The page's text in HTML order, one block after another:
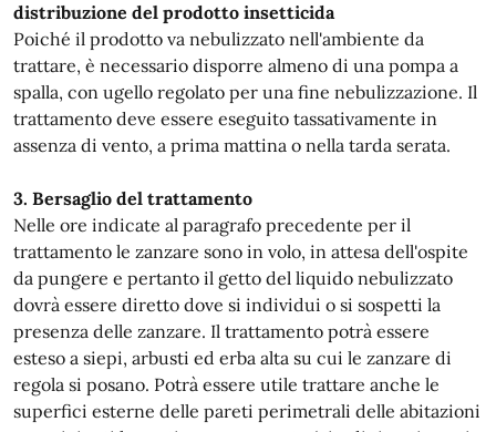
distribuzione del prodotto insetticida
Poiché il prodotto va nebulizzato nell'ambiente da
trattare, è necessario disporre almeno di una pompa a
spalla, con ugello regolato per una fine nebulizzazione. Il
trattamento deve essere eseguito tassativamente in
assenza di vento, a prima mattina o nella tarda serata.
3. Bersaglio del trattamento
Nelle ore indicate al paragrafo precedente per il
trattamento le zanzare sono in volo, in attesa dell'ospite
da pungere e pertanto il getto del liquido nebulizzato
dovrà essere diretto dove si individui o si sospetti la
presenza delle zanzare. Il trattamento potrà essere
esteso a siepi, arbusti ed erba alta su cui le zanzare di
regola si posano. Potrà essere utile trattare anche le
superfici esterne delle pareti perimetrali delle abitazioni